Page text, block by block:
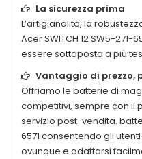
La sicurezza prima
L’artigianalità, la
Acer SWITCH 12 SW5-271-
essere sottoposta a più
Vantaggio di prezzo,
Offriamo le batterie di
competitivi, sempre con il
servizio post-vendita.
6571 consentendo gli
ovunque e adattarsi